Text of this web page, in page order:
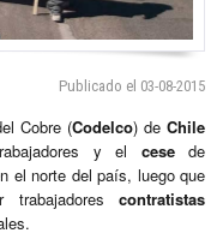
Publicado el 03-08-2015
Cobre (Codelco) deChile
y el cesede
el norte del país, luego que
trabajadores contratistas